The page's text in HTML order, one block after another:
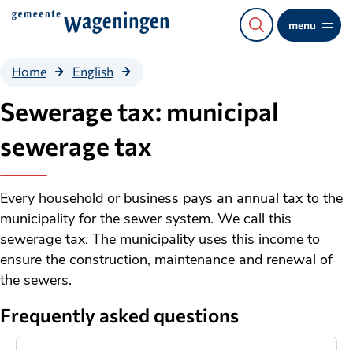
Direct
content
menu
Home English
sewerage
tax
Sewerage tax: municipal
sewerage tax
Every household or business pays an annual tax to the
municipality for the sewer system. We call this
sewerage tax. The municipality uses this income to
ensure the construction, maintenance and renewal of
the sewers.
Frequently asked questions